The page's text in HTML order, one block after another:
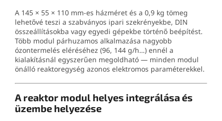
A 145 × 55 × 110 mm-es házméret és a 0,9 kg tömeg
lehetővé teszi a szabványos ipari szekrényekbe, DIN
összeállításokba vagy egyedi gépekbe történő beépítést.
Több modul párhuzamos alkalmazása nagyobb
ózontermelés eléréséhez (96, 144 g/h…) ennél a
kialakításnál egyszerűen megoldható — minden modul
önálló reaktoregység azonos elektromos paraméterekkel.
A reaktor modul helyes integrálása és
üzembe helyezése